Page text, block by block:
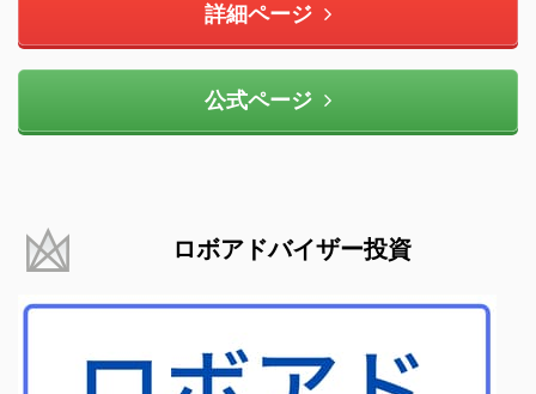
詳細ページ
公式ページ
ロボアドバイザー投資